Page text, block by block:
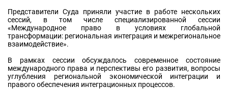
Представители Суда приняли участие в работе нескольких
сессий, в том числе специализированной сессии
«Международное право в условиях глобальной
трансформации: региональная интеграция и межрегиональное
взаимодействие».
В рамках сессии обсуждалось современное состояние
международного права и перспективы его развития, вопросы
углубления региональной экономической интеграции и
правого обеспечения интеграционных процессов.